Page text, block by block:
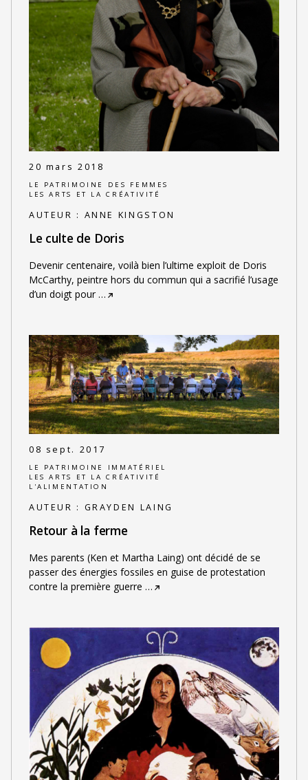
20 mars 2018
LE PATRIMOINE DES FEMMES
LES ARTS ET LA CRÉATIVITÉ
AUTEUR : ANNE KINGSTON
Le culte de Doris
Devenir centenaire, voilà bien l’ultime exploit de Doris
McCarthy, peintre hors du commun qui a sacrifié l’usage
d’un doigt pour…
08 sept. 2017
LE PATRIMOINE IMMATÉRIEL
LES ARTS ET LA CRÉATIVITÉ
L'ALIMENTATION
AUTEUR : GRAYDEN LAING
Retour à la ferme
Mes parents (Ken et Martha Laing) ont décidé de se
passer des énergies fossiles en guise de protestation
contre la première guerre …